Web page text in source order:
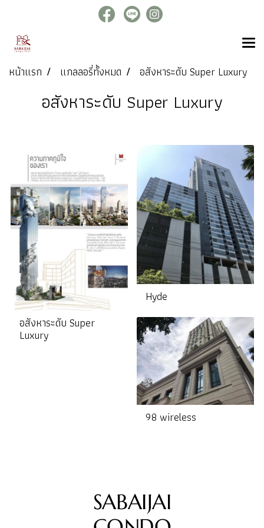
หน้าแรก แกลลอรี่ทั้งหมด อสังหาระดับ Super Luxury
อสังหาระดับ Super Luxury
อสังหาระดับ Super
Luxury
Hyde
98 wireless